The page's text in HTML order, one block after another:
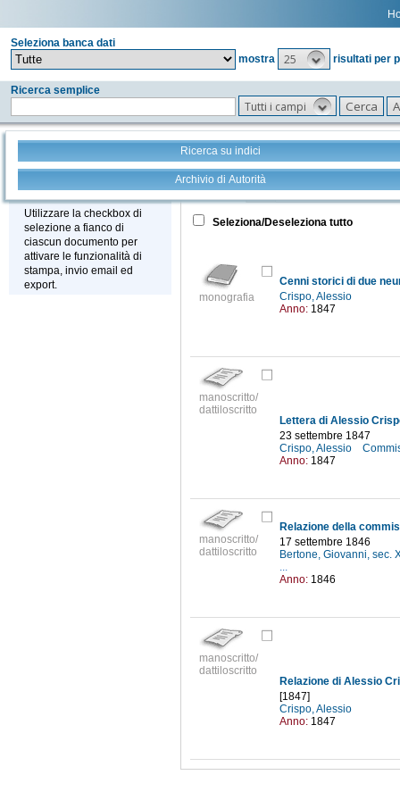
Seleziona banca dati
mostra
25 risultati per
Ricerca semplice
Tutti i campi
Ricerca su indici
Archivio di Autorità
Stampa - Email - Export
Utilizzare la checkbox di
selezione a fianco di
ciascun documento per
attivare le funzionalità di
stampa, invio email ed
export.
Tutto +
Seleziona/Deseleziona tutto
monografia
Cenni storici di due
Crispo, Alessio
Anno: 1847
manoscritto/
dattiloscritto
23 settembre 1847
Crispo, Alessio
Anno: 1847
manoscritto/
dattiloscritto
17 settembre 1846
Bertone, Giovanni, sec.
...
Anno: 1846
manoscritto/
dattiloscritto
[1847]
Crispo, Alessio
Anno: 1847